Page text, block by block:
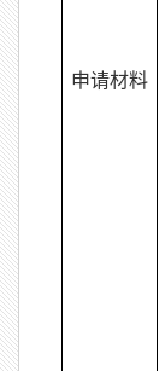
申请材料